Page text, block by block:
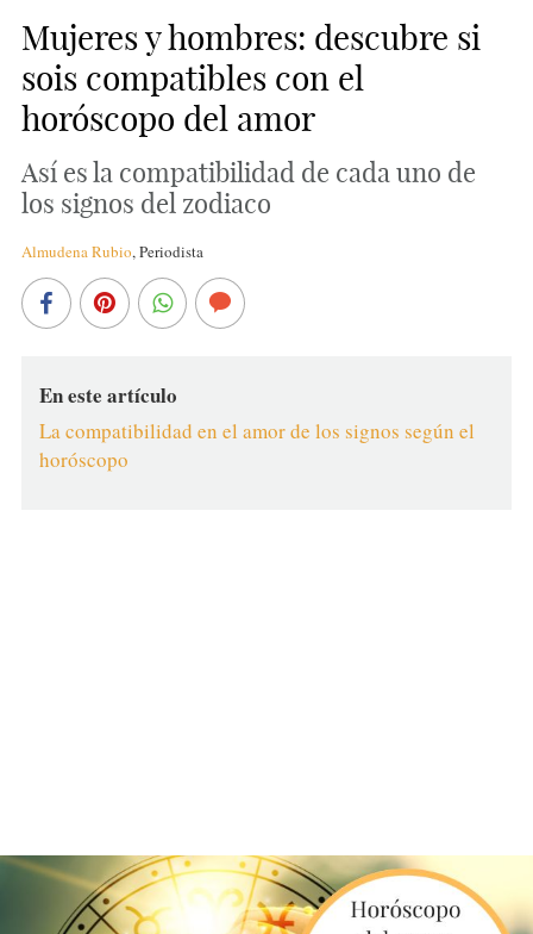
Mujeres y hombres: descubre si
sois compatibles con el
horóscopo del amor
Así es la compatibilidad de cada uno de
los signos del zodiaco
Almudena Rubio,Periodista
En este artículo
La compatibilidad en el amor de los signos según el
horóscopo